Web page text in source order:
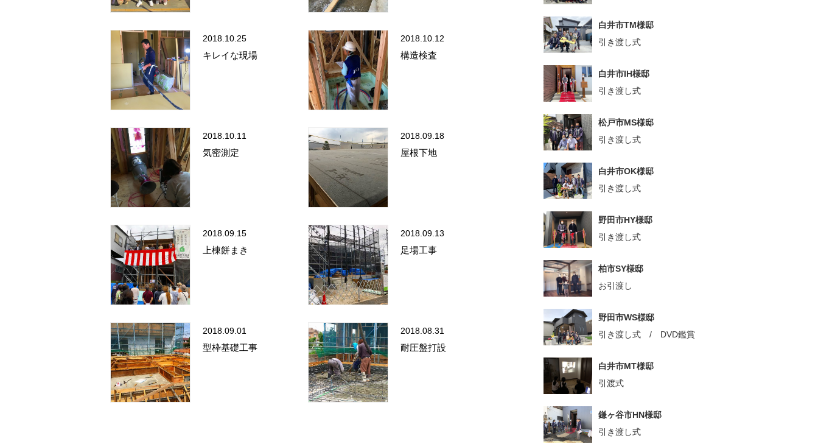
2018.10.25
キレイな現場
2018.10.12
構造検査
2018.10.11
気密測定
2018.09.18
屋根下地
2018.09.15
上棟餅まき
2018.09.13
足場工事
2018.09.01
型枠基礎工事
2018.08.31
耐圧盤打設
白井市TM様邸
引き渡し式
白井市IH様邸
引き渡し式
松戸市MS様邸
引き渡し式
白井市OK様邸
引き渡し式
野田市HY様邸
引き渡し式
柏市SY様邸
お引渡し
野田市WS様邸
引き渡し式 / DVD鑑賞
白井市MT様邸
引渡式
鎌ヶ谷市HN様邸
引き渡し式